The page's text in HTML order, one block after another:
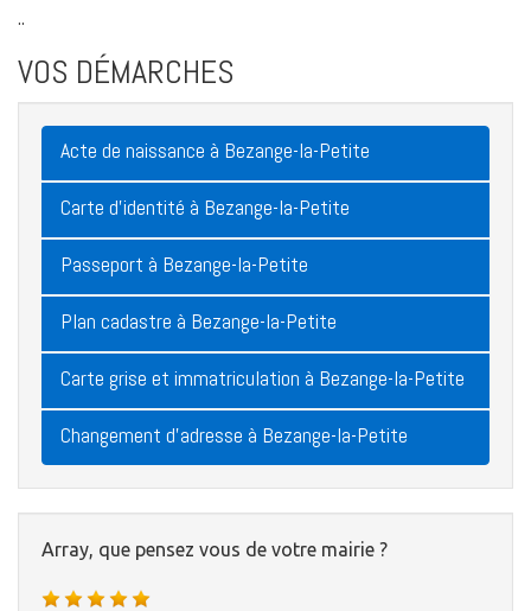
..
VOS DÉMARCHES
Acte de naissance à Bezange-la-Petite
Carte d'identité à Bezange-la-Petite
Passeport à Bezange-la-Petite
Plan cadastre à Bezange-la-Petite
Carte grise et immatriculation à Bezange-la-Petite
Changement d'adresse à Bezange-la-Petite
Array, que pensez vous de votre mairie ?